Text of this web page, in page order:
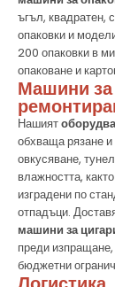
ъгъл, квадратен,
опаковки и
200 опаковки в
опаковане и
Машини за
Нашият
обхваща рязане
овкусяване,
влажността,
изградени по
отпадъци.
машини за
преди
бюджетни